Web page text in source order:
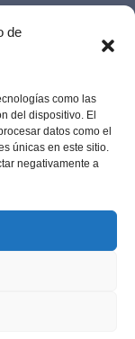
de
como las
del dispositivo. El
datos como el
únicas en este sitio.
negativamente a
–
| Todos los